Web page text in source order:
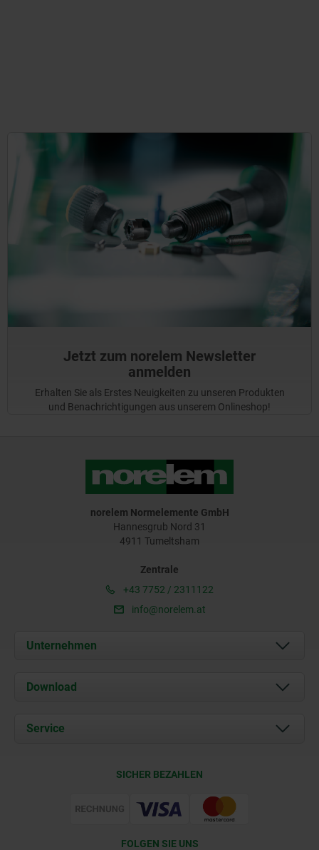
Jetzt zum norelem Newsletter
anmelden
Erhalten Sie als Erstes Neuigkeiten zu unseren Produkten
und Benachrichtigungen aus unserem Onlineshop!
norelem Normelemente GmbH
Hannesgrub Nord 31
4911 Tumeltsham
Zentrale
+43 7752 / 2311122
info@norelem.at
Unternehmen
Über uns
Kontakt
Download
Dokumente
Service
SICHER BEZAHLEN
FOLGEN SIE UNS